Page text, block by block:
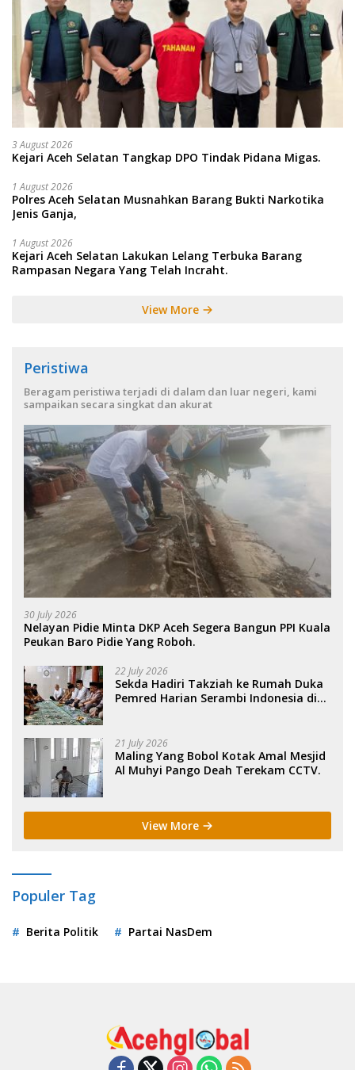
3 August 2026
Kejari Aceh Selatan Tangkap DPO Tindak Pidana Migas.
1 August 2026
Polres Aceh Selatan Musnahkan Barang Bukti Narkotika
Jenis Ganja,
1 August 2026
Kejari Aceh Selatan Lakukan Lelang Terbuka Barang
Rampasan Negara Yang Telah Incraht.
View More
Peristiwa
Beragam peristiwa terjadi di dalam dan luar negeri, kami
sampaikan secara singkat dan akurat
30 July 2026
Nelayan Pidie Minta DKP Aceh Segera Bangun PPI Kuala
Peukan Baro Pidie Yang Roboh.
22 July 2026
Sekda Hadiri Takziah ke Rumah Duka
Pemred Harian Serambi Indonesia di
21 July 2026
Maling Yang Bobol Kotak Amal Mesjid
Al Muhyi Pango Deah Terekam CCTV.
View More
Populer Tag
Berita Politik Partai NasDem